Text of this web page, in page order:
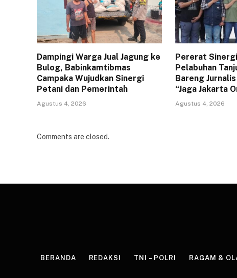
Dampingi Warga Jual Jagung ke
Bulog, Babinkamtibmas
Campaka Wujudkan Sinergi
Petani dan Pemerintah
Agustus 4, 2026
Pererat
Pelabuhan
Bareng
“Jaga Jakarta
Agustus 4, 2026
Comments are closed.
BERANDA REDAKSI TNI – POLRI RAGAM &